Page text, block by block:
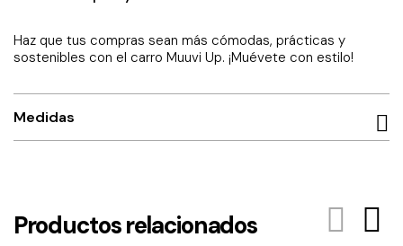
Haz que tus compras sean más cómodas, prácticas y
sostenibles con el carro Muuvi Up. ¡Muévete con estilo!
Medidas
Productos relacionados